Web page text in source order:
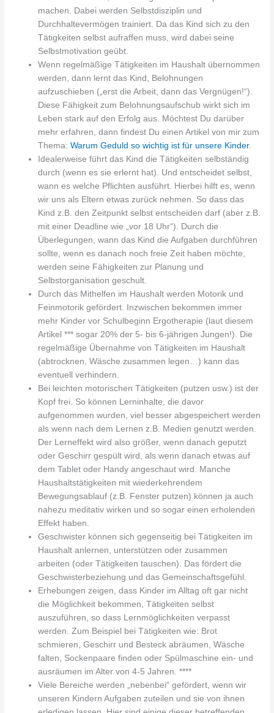
machen. Dabei werden Selbstdisziplin und
Durchhaltevermögen trainiert. Da das Kind sich zu den
Tätigkeiten selbst aufraffen muss, wird dabei seine
Selbstmotivation geübt.
Wenn regelmäßige Tätigkeiten im Haushalt übernommen
werden, dann lernt das Kind, Belohnungen
aufzuschieben („erst die Arbeit, dann das Vergnügen!“).
Diese Fähigkeit zum Belohnungsaufschub wirkt sich im
Leben stark auf den Erfolg aus. Möchtest Du darüber
mehr erfahren, dann findest Du einen Artikel von mir zum
Thema:Warum Geduld so wichtig ist für unsere Kinder.
Idealerweise führt das Kind die Tätigkeiten selbständig
durch (wenn es sie erlernt hat). Und entscheidet selbst,
wann es welche Pflichten ausführt. Hierbei hilft es, wenn
wir uns als Eltern etwas zurück nehmen. So dass das
Kind z.B. den Zeitpunkt selbst entscheiden darf (aber z.B.
mit einer Deadline wie „vor 18 Uhr“). Durch die
Überlegungen, wann das Kind die Aufgaben durchführen
sollte, wenn es danach noch freie Zeit haben möchte,
werden seine Fähigkeiten zur Planung und
Selbstorganisation geschult.
Durch das Mithelfen im Haushalt werden Motorik und
Feinmotorik gefördert. Inzwischen bekommen immer
mehr Kinder vor Schulbeginn Ergotherapie (laut diesem
Artikel *** sogar 20% der 5- bis 6-jährigen Jungen!). Die
regelmäßige Übernahme von Tätigkeiten im Haushalt
(abtrocknen, Wäsche zusammen legen…) kann das
eventuell verhindern.
Bei leichten motorischen Tätigkeiten (putzen usw.) ist der
Kopf frei. So können Lerninhalte, die davor
aufgenommen wurden, viel besser abgespeichert werden
als wenn nach dem Lernen z.B. Medien genutzt werden.
Der Lerneffekt wird also größer, wenn danach geputzt
oder Geschirr gespült wird, als wenn danach etwas auf
dem Tablet oder Handy angeschaut wird. Manche
Haushaltstätigkeiten mit wiederkehrendem
Bewegungsablauf (z.B. Fenster putzen) können ja auch
nahezu meditativ wirken und so sogar einen erholenden
Effekt haben.
Geschwister können sich gegenseitig bei Tätigkeiten im
Haushalt anlernen, unterstützen oder zusammen
arbeiten (oder Tätigkeiten tauschen). Das fördert die
Geschwisterbeziehung und das Gemeinschaftsgefühl.
Erhebungen zeigen, dass Kinder im Alltag oft gar nicht
die Möglichkeit bekommen, Tätigkeiten selbst
auszuführen, so dass Lernmöglichkeiten verpasst
werden. Zum Beispiel bei Tätigkeiten wie: Brot
schmieren, Geschirr und Besteck abräumen, Wäsche
falten, Sockenpaare finden oder Spülmaschine ein- und
ausräumen im Alter von 4-5 Jahren. ****
Viele Bereiche werden „nebenbei“ gefördert, wenn wir
unseren Kindern Aufgaben zuteilen und sie von ihnen